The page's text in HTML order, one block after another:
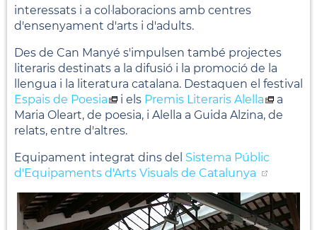
interessats i a col·laboracions amb centres
d'ensenyament d'arts i d'adults.
Des de Can Manyé s'impulsen també projectes
literaris destinats a la difusió i la promoció de la
llengua i la literatura catalana. Destaquen el festival
Espais de Poesia
i els Premis Literaris Alella
a
Maria Oleart, de poesia, i Alella a Guida Alzina, de
relats, entre d'altres.
Equipament integrat dins del Sistema Públic
d'Equipaments d'Arts Visuals de Catalunya